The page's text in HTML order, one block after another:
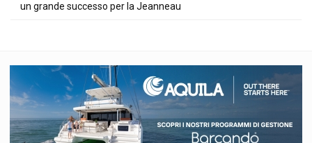
un grande successo per la Jeanneau